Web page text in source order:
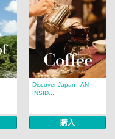
Discover Japan - AN
INSID...
購入